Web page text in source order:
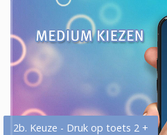
2b. Keuze - Druk op toets 2 +